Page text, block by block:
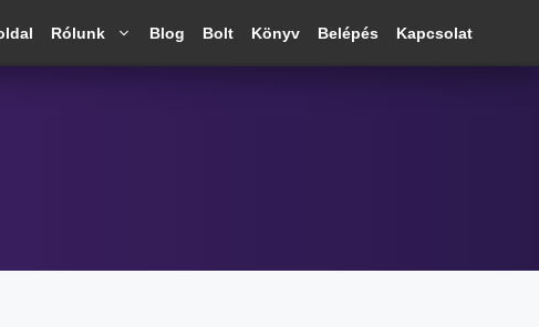
Rólunk Blog Bolt Könyv Belépés Kapcsolat